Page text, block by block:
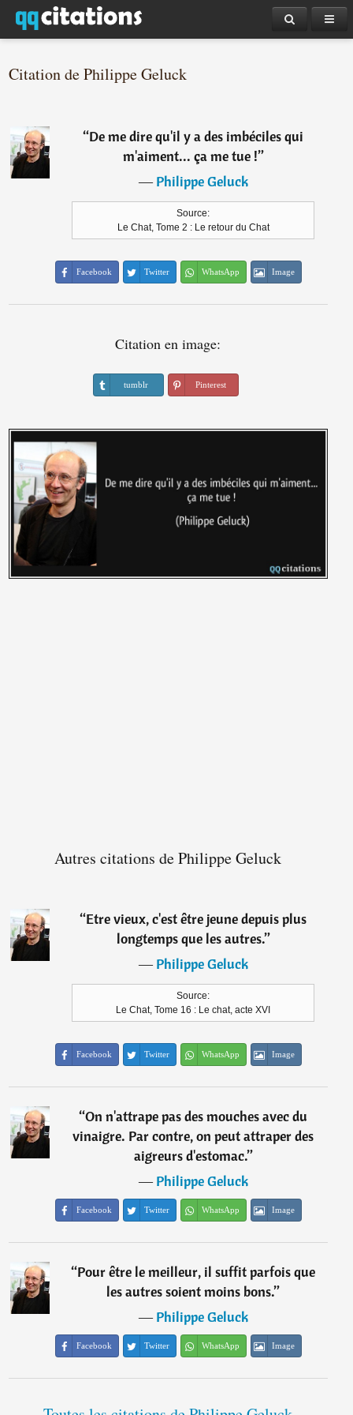
Citation de Philippe Geluck
“De me dire qu'il y a des imbéciles qui
m'aiment... ça me tue !”
―Philippe Geluck
Source:
Le Chat, Tome 2 : Le retour du Chat
Facebook Twitter WhatsApp Image
Citation en image:
tumblr Pinterest
Autres citations de Philippe Geluck
“Etre vieux, c'est être jeune depuis plus
longtemps que les autres.”
―Philippe Geluck
Source:
Le Chat, Tome 16 : Le chat, acte XVI
Facebook Twitter WhatsApp Image
“On n'attrape pas des mouches avec du
vinaigre. Par contre, on peut attraper des
aigreurs d'estomac.”
―Philippe Geluck
Facebook Twitter WhatsApp Image
“Pour être le meilleur, il suffit parfois que
les autres soient moins bons.”
―Philippe Geluck
Facebook Twitter WhatsApp Image